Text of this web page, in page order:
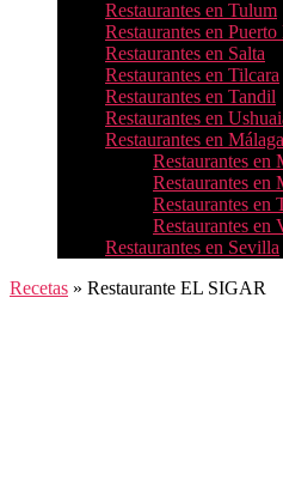
Restaurantes en Tulum
Restaurantes en
Restaurantes en Salta
Restaurantes en Tilcara
Restaurantes en Tandil
Restaurantes en
Restaurantes en Málaga
Restaurantes en
Restaurantes en
Restaurantes en
Restaurantes en
Restaurantes en Sevilla
Recetas » Restaurante EL SIGAR